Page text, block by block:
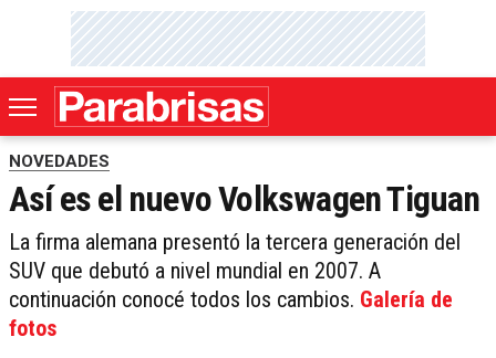
NOVEDADES
Así es el nuevo Volkswagen Tiguan
La firma alemana presentó la tercera generación del
SUV que debutó a nivel mundial en 2007. A
continuación conocé todos los cambios. Galería de
fotos